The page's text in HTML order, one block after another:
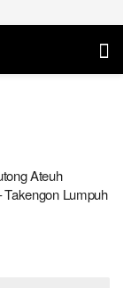
Ateuh
Takengon Lumpuh